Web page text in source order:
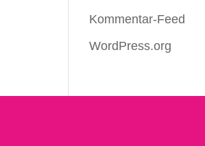
Kommentar-Feed
WordPress.org